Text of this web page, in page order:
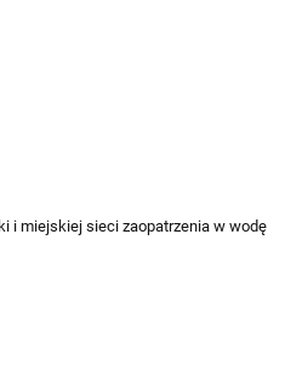
i miejskiej sieci zaopatrzenia w wodę